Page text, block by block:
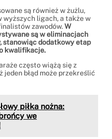
są również w żużlu,
wyższych ligach, a także w
zawodów.W
są w eliminacjach
stanowiąc dodatkowy etap
kwalifikacje.
często wiążą się z
jeden błąd może przekreślić
piłka nożna:
we